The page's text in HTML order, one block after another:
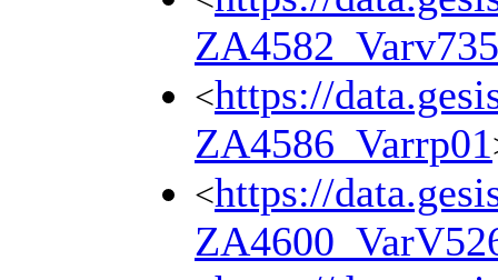
ZA4582_Varv735
<https://
ZA4586_Varrp01
<https://